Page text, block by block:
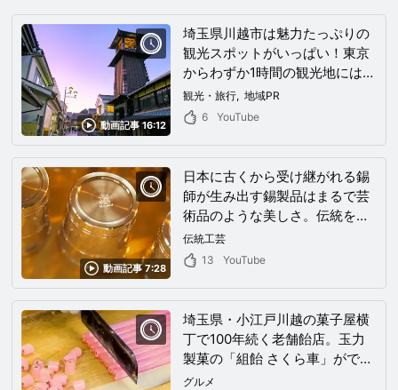
動画記事 16:12
埼玉県川越市は魅力たっぷりの
観光スポットがいっぱい！東京
からわずか1時間の観光地にはレ
トロな街並みが一面に広がって
いた！
観光・旅行
地域PR
6
YouTube
動画記事 7:28
日本に古くから受け継がれる錫
師が生み出す錫製品はまるで芸
術品のような美しさ。伝統を重
んじながらも錫と向き合う一人
の錫師に密着！
伝統工芸
13
YouTube
埼玉県・小江戸川越の菓子屋横
丁で100年続く老舗飴店。玉力
製菓の「組飴 さくら車」ができ
るまで
グルメ